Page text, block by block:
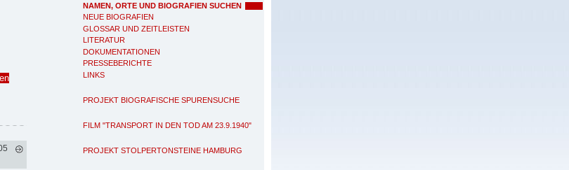
NAMEN, ORTE UND BIOGRAFIEN SUCHEN
NEUE BIOGRAFIEN
GLOSSAR UND ZEITLEISTEN
LITERATUR
DOKUMENTATIONEN
PRESSEBERICHTE
LINKS
PROJEKT BIOGRAFISCHE SPURENSUCHE
FILM "TRANSPORT IN DEN TOD AM 23.9.1940"
PROJEKT STOLPERTONSTEINE HAMBURG